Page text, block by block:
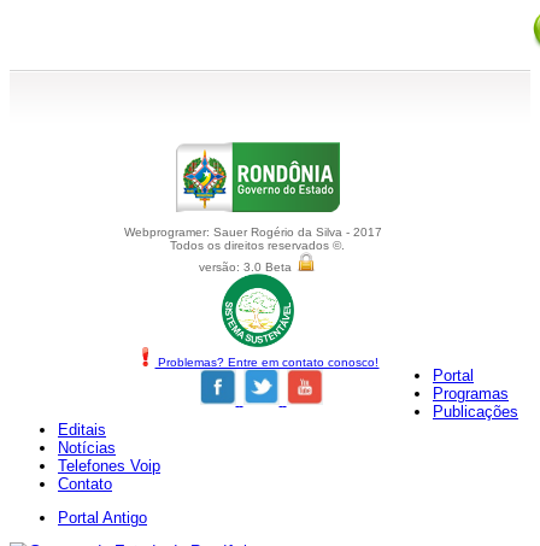
Webprogramer: Sauer Rogério da Silva - 2017
Todos os direitos reservados ©.
versão: 3.0 Beta
Problemas? Entre em contato conosco!
Portal
Programas
Publicações
Editais
Notícias
Telefones Voip
Contato
Portal Antigo